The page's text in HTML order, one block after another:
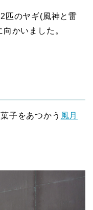
匹のヤギ(風神と雷
かいました。
子をあつかう 風月